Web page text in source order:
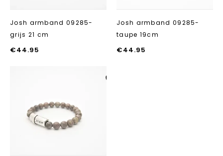
Josh armband 09285-
grijs 21 cm
€44.95
Josh armband 09285-
taupe 19cm
€44.95